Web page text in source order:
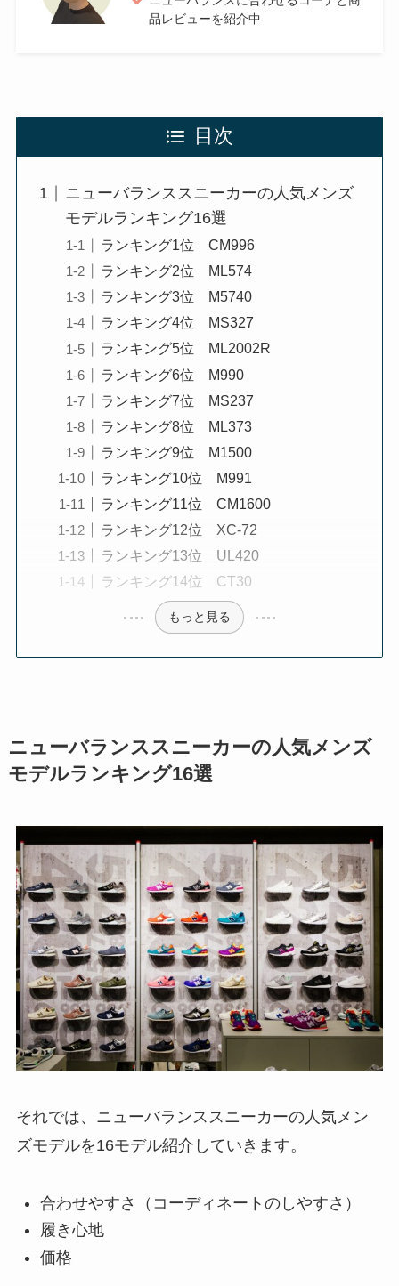
品レビューを紹介中
目次
ニューバランススニーカーの人気メンズ
モデルランキング16選
ランキング1位 CM996
ランキング2位 ML574
ランキング3位 M5740
ランキング4位 MS327
ランキング5位 ML2002R
ランキング6位 M990
ランキング7位 MS237
ランキング8位 ML373
ランキング9位 M1500
ランキング10位 M991
ランキング11位 CM1600
ランキング12位 XC-72
ランキング13位 UL420
ランキング14位 CT30
もっと見る
ニューバランススニーカーの人気メンズ
モデルランキング16選
それでは、ニューバランススニーカーの人気メン
ズモデルを16モデル紹介していきます。
合わせやすさ（コーディネートのしやすさ）
履き心地
価格